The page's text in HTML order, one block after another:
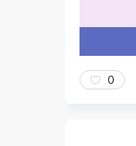
0